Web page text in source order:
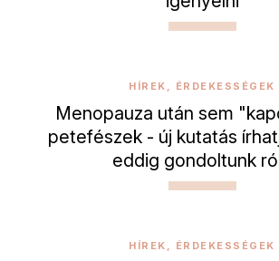
HÍREK, ÉRDEKESSÉGEK
Menopauza után sem
petefészek - új kutatás
eddig gondoltunk
HÍREK, ÉRDEKESSÉGEK